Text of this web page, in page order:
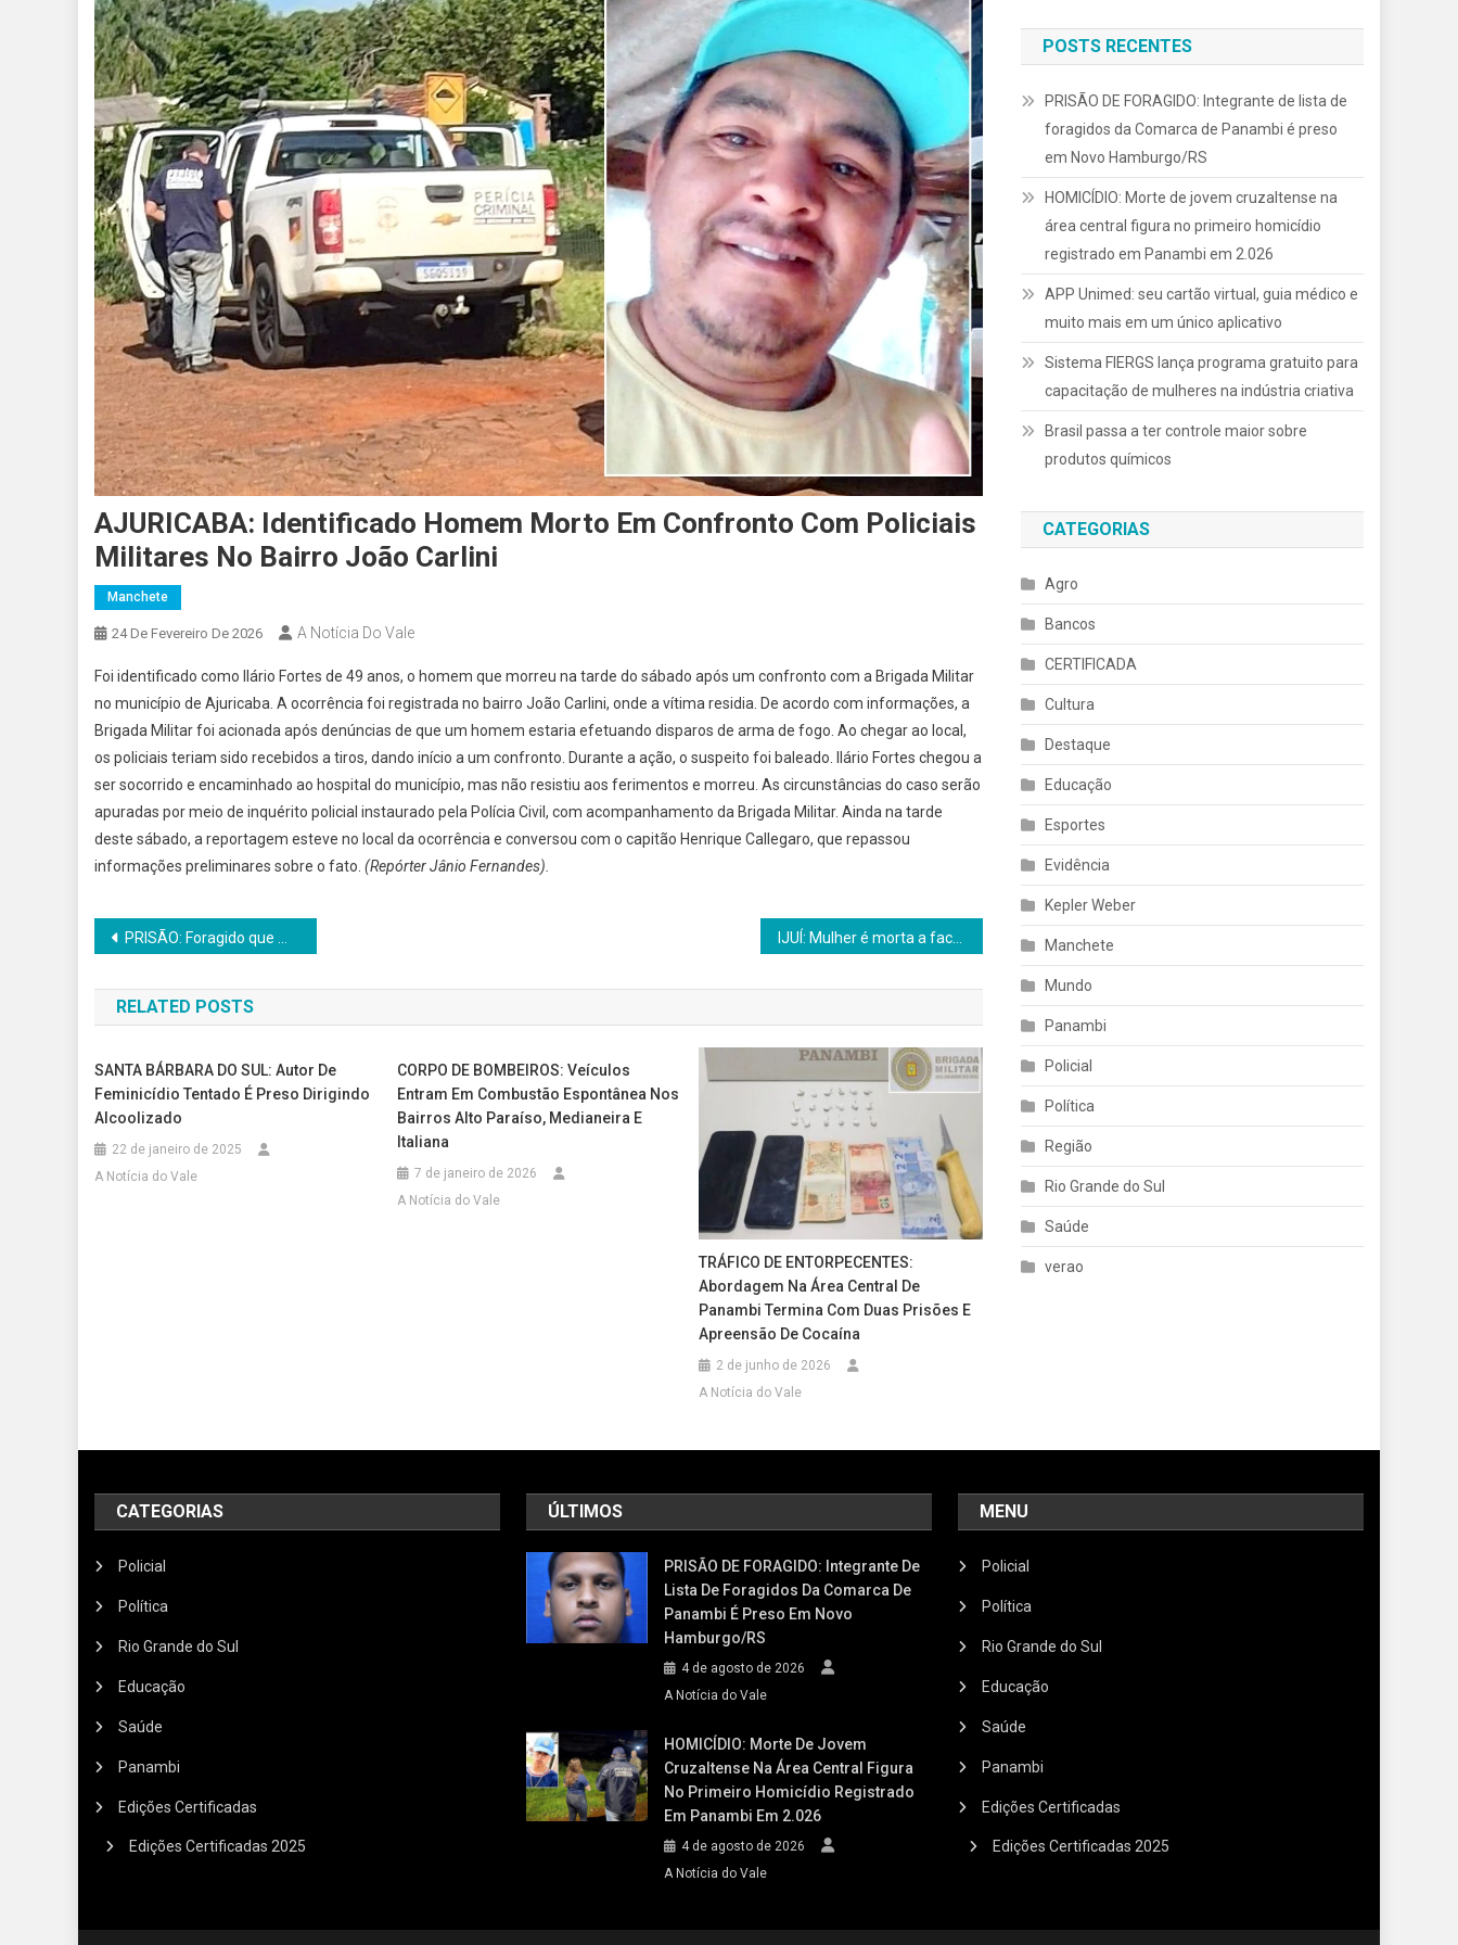
AJURICABA: Identificado Homem Morto Em Confronto Com Policiais
Militares No Bairro João Carlini
Manchete
24 De Fevereiro De 2026 A Notícia Do Vale
Foi identificado como Ilário Fortes de 49 anos, o homem que morreu na tarde do sábado após um confronto com a Brigada Militar
no município de Ajuricaba. A ocorrência foi registrada no bairro João Carlini, onde a vítima residia. De acordo com informações, a
Brigada Militar foi acionada após denúncias de que um homem estaria efetuando disparos de arma de fogo. Ao chegar ao local,
os policiais teriam sido recebidos a tiros, dando início a um confronto. Durante a ação, o suspeito foi baleado. Ilário Fortes chegou a
ser socorrido e encaminhado ao hospital do município, mas não resistiu aos ferimentos e morreu. As circunstâncias do caso serão
apuradas por meio de inquérito policial instaurado pela Polícia Civil, com acompanhamento da Brigada Militar. Ainda na tarde
deste sábado, a reportagem esteve no local da ocorrência e conversou com o capitão Henrique Callegaro, que repassou
informações preliminares sobre o fato. (Repórter Jânio Fernandes).
Navegação
de
Post
PRISÃO: Foragido que morava no interior de um mato é recapturado no Bairro Jardim Paraguai
RELATED POSTS
SANTA BÁRBARA DO SUL: Autor De
Feminicídio Tentado É Preso Dirigindo
Alcoolizado
22 de janeiro de 2025
A Notícia do Vale
CORPO DE BOMBEIROS: Veículos
Entram Em Combustão Espontânea Nos
Bairros Alto Paraíso, Medianeira E
Italiana
7 de janeiro de 2026
A Notícia do Vale
TRÁFICO DE ENTORPECENTES:
Abordagem Na Área Central De
Panambi Termina Com Duas Prisões E
Apreensão De Cocaína
2 de junho de 2026
A Notícia do Vale
POSTS RECENTES
PRISÃO DE FORAGIDO: Integrante de lista de
foragidos da Comarca de Panambi é preso
em Novo Hamburgo/RS
HOMICÍDIO: Morte de jovem cruzaltense na
área central figura no primeiro homicídio
registrado em Panambi em 2.026
APP Unimed: seu cartão virtual, guia médico e
muito mais em um único aplicativo
Sistema FIERGS lança programa gratuito para
capacitação de mulheres na indústria criativa
Brasil passa a ter controle maior sobre
produtos químicos
CATEGORIAS
Agro
Bancos
CERTIFICADA
Cultura
Destaque
Educação
Esportes
Evidência
Kepler Weber
Manchete
Mundo
Panambi
Policial
Política
Região
Rio Grande do Sul
Saúde
verao
CATEGORIAS
Policial
Política
Rio Grande do Sul
Educação
Saúde
Panambi
Edições Certificadas
Edições Certificadas 2025
ÚLTIMOS
PRISÃO DE FORAGIDO: Integrante De
Lista De Foragidos Da Comarca De
Panambi É Preso Em Novo
Hamburgo/RS
4 de agosto de 2026
A Notícia do Vale
HOMICÍDIO: Morte De Jovem
Cruzaltense Na Área Central Figura
No Primeiro Homicídio Registrado
Em Panambi Em 2.026
4 de agosto de 2026
A Notícia do Vale
MENU
Policial
Política
Rio Grande do Sul
Educação
Saúde
Panambi
Edições Certificadas
Edições Certificadas 2025